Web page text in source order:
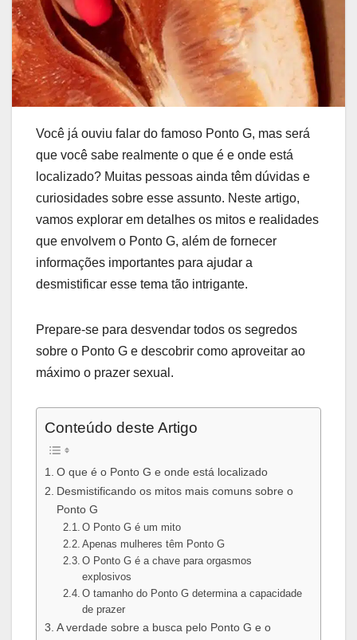
Você já ouviu falar do famoso Ponto G, mas será
que você sabe realmente o que é e onde está
localizado? Muitas pessoas ainda têm dúvidas e
curiosidades sobre esse assunto. Neste artigo,
vamos explorar em detalhes os mitos e realidades
que envolvem o Ponto G, além de fornecer
informações importantes para ajudar a
desmistificar esse tema tão intrigante.
Prepare-se para desvendar todos os segredos
sobre o Ponto G e descobrir como aproveitar ao
máximo o prazer sexual.
Conteúdo deste Artigo
O que é o Ponto G e onde está localizado
Desmistificando os mitos mais comuns sobre o
Ponto G
O Ponto G é um mito
Apenas mulheres têm Ponto G
O Ponto G é a chave para orgasmos
explosivos
O tamanho do Ponto G determina a capacidade
de prazer
A verdade sobre a busca pelo Ponto G e o